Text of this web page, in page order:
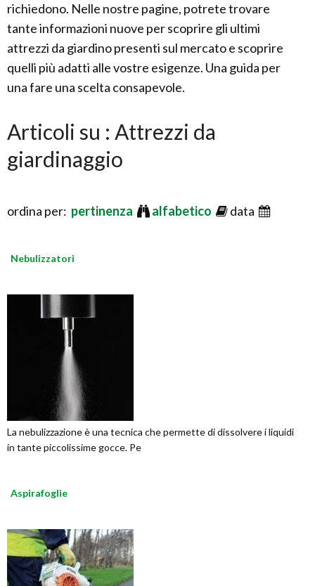
richiedono. Nelle nostre pagine, potrete trovare
tante informazioni nuove per scoprire gli ultimi
attrezzi da giardino presenti sul mercato e scoprire
quelli più adatti alle vostre esigenze. Una guida per
una fare una scelta consapevole.
Articoli su : Attrezzi da
giardinaggio
ordina per: pertinenza alfabetico data
Nebulizzatori
La nebulizzazione è una tecnica che permette di dissolvere i liquidi
in tante piccolissime gocce. Pe
Aspirafoglie